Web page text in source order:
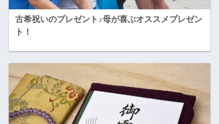
古希祝いのプレゼント♪母が喜ぶオススメプレゼン
ト！